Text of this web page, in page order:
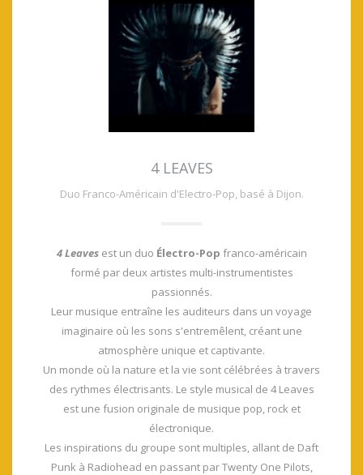
4 LEAVES
Duo Franco-Américain d'Electro-Pop, basé à Dijon.
4 Leavesest un duo Électro-Pop franco-américain
formé par deux artistes multi-instrumentistes
passionnés.
Leur musique entraîne les auditeurs dans un voyage
imaginaire où les sons s'entremêlent, créant une
atmosphère unique et captivante.
Un monde où la nature et la vie sont célébrées à travers
des rythmes électrisants. Le style musical de 4 Leaves
est une fusion originale de musique pop, rock et
électronique.
Les inspirations du groupe sont multiples, allant de Daft
Punk à Radiohead en passant par Twenty One Pilots,